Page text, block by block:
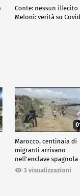
Conte: nessun illecito
Meloni: verità su Covid
Marocco, centinaia di
migranti arrivano
nell'enclave spagnola
Ceuta3 visualizzazioni